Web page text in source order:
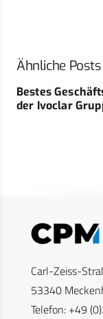
Ähnliche Posts
Bestes
der Ivoclar
Carl-Zeiss-
53340
Telefon: +49